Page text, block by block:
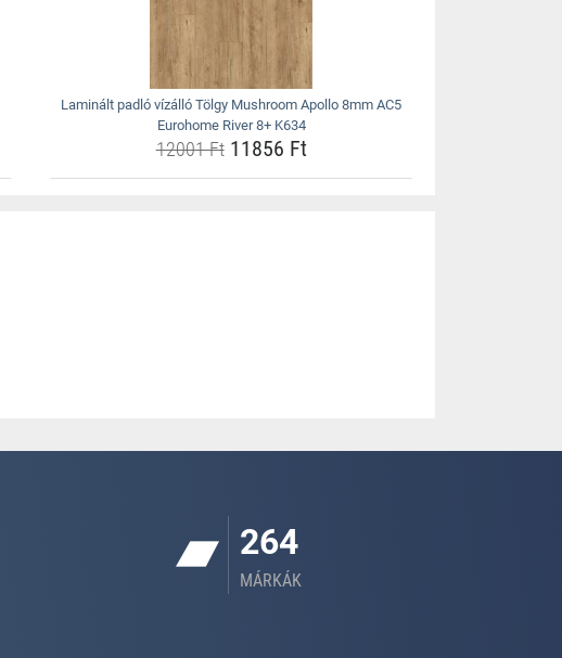
Laminált padló vízálló Tölgy Mushroom Apollo 8mm AC5
Eurohome River 8+ K634
12001 Ft11856 Ft
264
MÁRKÁK